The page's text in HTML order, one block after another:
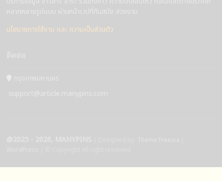
นโยบายการใช้งาน และ ความเป็นส่วนตัว